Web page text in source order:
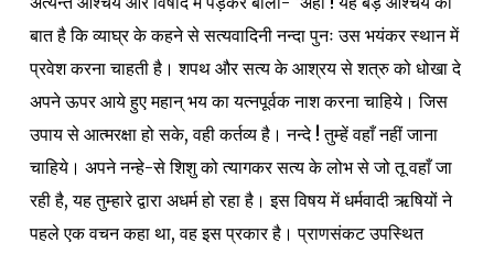
बात है कि व्याघ्र के कहने से सत्यवादिनी नन्दा पुनः उस भयंकर स्थान में
प्रवेश करना चाहती है। शपथ और सत्य के आश्रय से शत्रु को धोखा दे
अपने ऊपर आये हुए महान् भय का यत्नपूर्वक नाश करना चाहिये। जिस
उपाय से आत्मरक्षा हो सके, वही कर्तव्य है। नन्दे ! तुम्हें वहाँ नहीं जाना
चाहिये। अपने नन्हे-से शिशु को त्यागकर सत्य के लोभ से जो तू वहाँ जा
रही है, यह तुम्हारे द्वारा अधर्म हो रहा है। इस विषय में धर्मवादी ऋषियों ने
पहले एक वचन कहा था, वह इस प्रकार है। प्राणसंकट उपस्थित